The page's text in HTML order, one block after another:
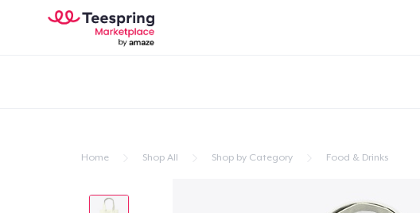
Home Shop All Shop by Category Food & Drinks